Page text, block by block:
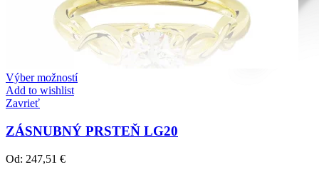
Výber možností
Add to wishlist
Zavrieť
ZÁSNUBNÝ PRSTEŇ LG20
Od: 247,51 €